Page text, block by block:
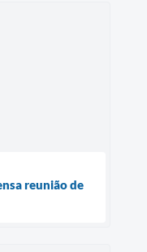
reunião de